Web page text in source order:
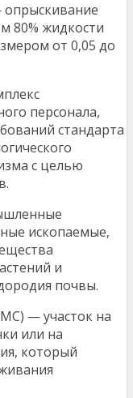
80% жидкости
от 0,05 до
персонала,
стандарта
с целью
ископаемые,
и
почвы.
— участок на
или на
который